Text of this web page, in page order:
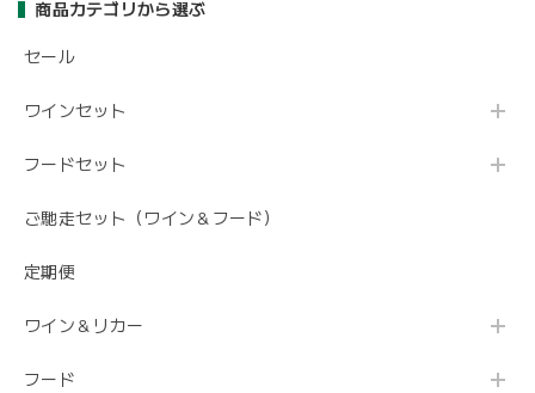
商品カテゴリから選ぶ
セール
ワインセット
フードセット
ご馳走セット（ワイン＆フード）
定期便
ワイン＆リカー
フード